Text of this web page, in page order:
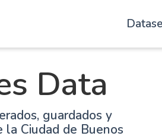
Data
guardados y
Ciudad de Buenos